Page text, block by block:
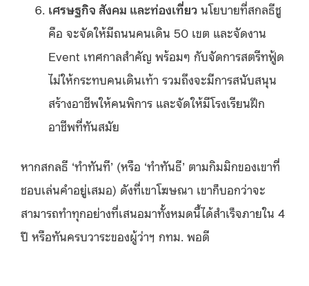
เศรษฐกิจ สังคม และท่องเที่ยว นโยบายที่สกลธีชู
คือ จะจัดให้มีถนนคนเดิน 50 เขต และจัดงาน
Event เทศกาลสำคัญ พร้อมๆ กับจัดการสตรีทฟู้ด
ไม่ให้กระทบคนเดินเท้า รวมถึงจะมีการสนับสนุน
สร้างอาชีพให้คนพิการ และจัดให้มีโรงเรียนฝึก
อาชีพที่ทันสมัย
หากสกลธี ‘ทำทันที’ (หรือ ‘ทำทันธี’ ตามกิมมิกของเขาที่
ชอบเล่นคำอยู่เสมอ) ดังที่เขาโฆษณา เขาก็บอกว่าจะ
สามารถทำทุกอย่างที่เสนอมาทั้งหมดนี้ได้สำเร็จภายใน 4
ปี หรือทันครบวาระของผู้ว่าฯ กทม. พอดี